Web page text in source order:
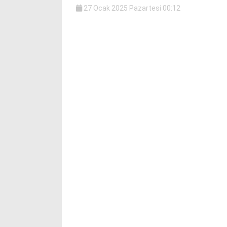
27 Ocak 2025 Pazartesi 00:12